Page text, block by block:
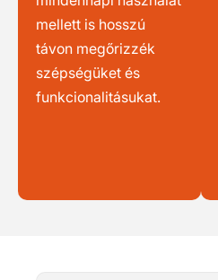
mellett is hosszú
távon megőrizzék
szépségüket és
funkcionalitásukat.